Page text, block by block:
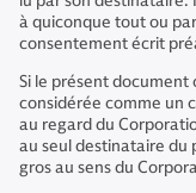
à quiconque tout ou
consentement écrit
Si le présent
considérée comme un
au regard du
au seul destinataire du
gros au sens du